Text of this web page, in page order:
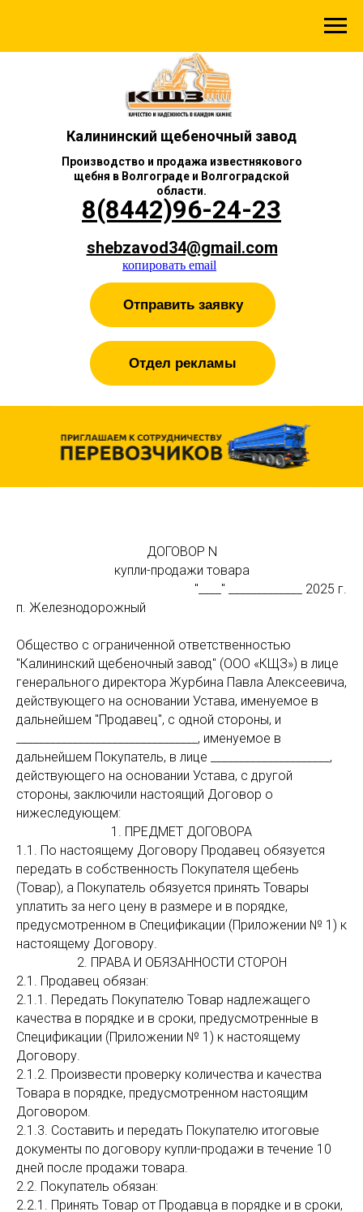
копировать email
Калининский щебеночный завод
8(8442)96-24-23
Отправить заявку
Производство и продажа известнякового
щебня в Волгограде и Волгоградской
области.
shebzavod34@gmail.com
Отдел рекламы
ДОГОВОР N
купли-продажи товара
"____" _____________ 2025 г.
п. Железнодорожный
Общество с ограниченной ответственностью
"Калининский щебеночный завод" (ООО «КЩЗ») в лице
генерального директора Журбина Павла Алексеевича,
действующего на основании Устава, именуемое в
дальнейшем "Продавец", с одной стороны, и
________________________________, именуемое в
дальнейшем Покупатель, в лице _____________________,
действующего на основании Устава, с другой
стороны, заключили настоящий Договор о
нижеследующем:
1. ПРЕДМЕТ ДОГОВОРА
1.1. По настоящему Договору Продавец обязуется
передать в собственность Покупателя щебень
(Товар), а Покупатель обязуется принять Товары
уплатить за него цену в размере и в порядке,
предусмотренном в Спецификации (Приложении № 1) к
настоящему Договору.
2. ПРАВА И ОБЯЗАННОСТИ СТОРОН
2.1. Продавец обязан:
2.1.1. Передать Покупателю Товар надлежащего
качества в порядке и в сроки, предусмотренные в
Спецификации (Приложении № 1) к настоящему
Договору.
2.1.2. Произвести проверку количества и качества
Товара в порядке, предусмотренном настоящим
Договором.
2.1.3. Составить и передать Покупателю итоговые
документы по договору купли-продажи в течение 10
дней после продажи товара.
2.2. Покупатель обязан:
2.2.1. Принять Товар от Продавца в порядке и в сроки,